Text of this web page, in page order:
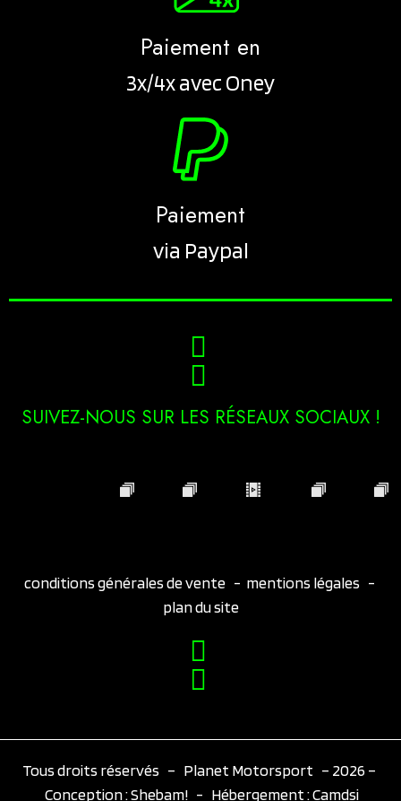
Paiement en
3x/4x avec Oney
Paiement
via Paypal
SUIVEZ-NOUS SUR LES RÉSEAUX SOCIAUX !
conditions générales de vente - mentions légales -
plan du site
Tous droits réservés – Planet Motorsport – 2026 –
Conception :Shebam! - Hébergement :Camdsi